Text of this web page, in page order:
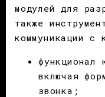
модулей для
также
коммуникации с
функционал
включая
звонка;